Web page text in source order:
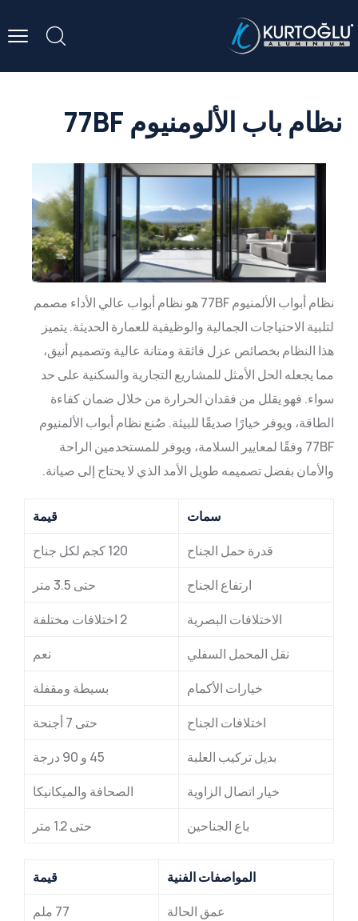
نظام باب الألومنيوم 77BF
نظام أبواب الألمنيوم 77BF هو نظام أبواب عالي الأداء مصمم
لتلبية الاحتياجات الجمالية والوظيفية للعمارة الحديثة. يتميز
هذا النظام بخصائص عزل فائقة ومتانة عالية وتصميم أنيق،
مما يجعله الحل الأمثل للمشاريع التجارية والسكنية على حد
سواء. فهو يقلل من فقدان الحرارة من خلال ضمان كفاءة
الطاقة، ويوفر خيارًا صديقًا للبيئة. صُنع نظام أبواب الألمنيوم
77BF وفقًا لمعايير السلامة، ويوفر للمستخدمين الراحة
والأمان بفضل تصميمه طويل الأمد الذي لا يحتاج إلى صيانة.
سمات
قيمة
قدرة حمل الجناح
120 كجم لكل جناح
ارتفاع الجناح
حتى 3.5 متر
الاختلافات البصرية
2 اختلافات مختلفة
نقل المحمل السفلي
نعم
خيارات الأكمام
بسيطة ومقفلة
اختلافات الجناح
حتى 7 أجنحة
بديل تركيب العلبة
45 و 90 درجة
خيار اتصال الزاوية
الصحافة والميكانيكا
باع الجناحين
حتى 1.2 متر
المواصفات الفنية
قيمة
عمق الحالة
77 ملم